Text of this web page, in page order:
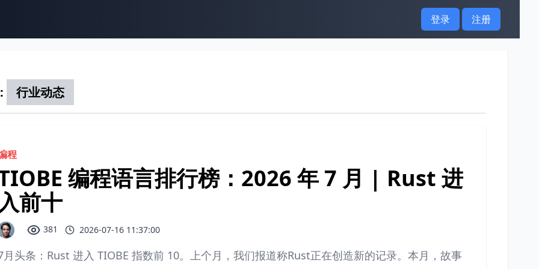
登录 注册
行业动态
程
编程语言排行榜：2026 年 7 月 | Rust 进
前十
381 2026-07-16 11:37:00
月头条：Rust 进入 TIOBE 指数前 10。上个月，我们报道称Rust正在创造新的记录。本月，故事